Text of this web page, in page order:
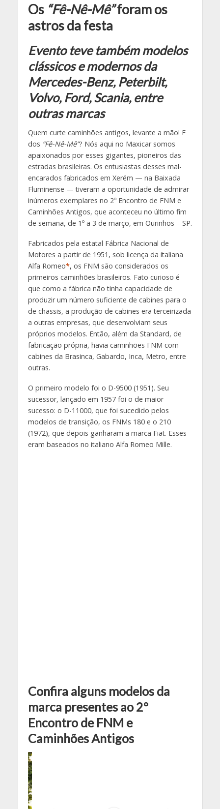
Os “Fê-Nê-Mê”foram os
astros da festa
Evento teve também modelos
clássicos e modernos da
Mercedes-Benz, Peterbilt,
Volvo, Ford, Scania, entre
outras marcas
Quem curte caminhões antigos, levante a mão! E
dos “Fê-Nê-Mê”? Nós aqui no Maxicar somos
apaixonados por esses gigantes, pioneiros das
estradas brasileiras. Os entusiastas desses mal-
encarados fabricados em Xerém — na Baixada
Fluminense — tiveram a oportunidade de admirar
inúmeros exemplares no 2º Encontro de FNM e
Caminhões Antigos, que aconteceu no último fim
de semana, de 1º a 3 de março, em Ourinhos – SP.
Fabricados pela estatal Fábrica Nacional de
Motores a partir de 1951, sob licença da italiana
Alfa Romeo*, os FNM são considerados os
primeiros caminhões brasileiros. Fato curioso é
que como a fábrica não tinha capacidade de
produzir um número suficiente de cabines para o
de chassis, a produção de cabines era terceirizada
a outras empresas, que desenvolviam seus
próprios modelos. Então, além da Standard, de
fabricação própria, havia caminhões FNM com
cabines da Brasinca, Gabardo, Inca, Metro, entre
outras.
O primeiro modelo foi o D-9500 (1951). Seu
sucessor, lançado em 1957 foi o de maior
sucesso: o D-11000, que foi sucedido pelos
modelos de transição, os FNMs 180 e o 210
(1972), que depois ganharam a marca Fiat. Esses
eram baseados no italiano Alfa Romeo Mille.
Confira alguns modelos da
marca presentes ao 2º
Encontro de FNM e
Caminhões Antigos